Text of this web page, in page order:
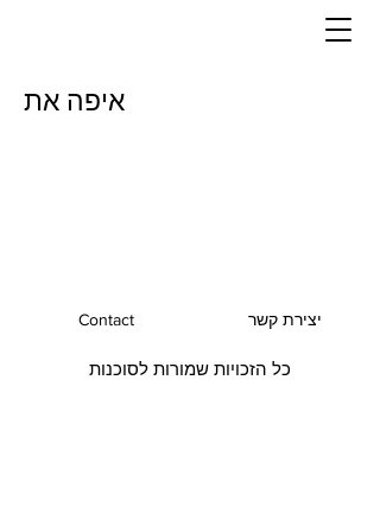
איפה את
Contact יצירת קשר
כל הזכויות שמורות לסוכנות